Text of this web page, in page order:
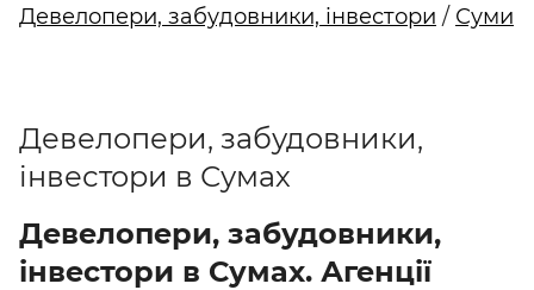
Девелопери, забудовники, інвестори / Суми
Девелопери, забудовники,
інвестори в Сумах
Девелопери, забудовники,
інвестори в Сумах. Агенції